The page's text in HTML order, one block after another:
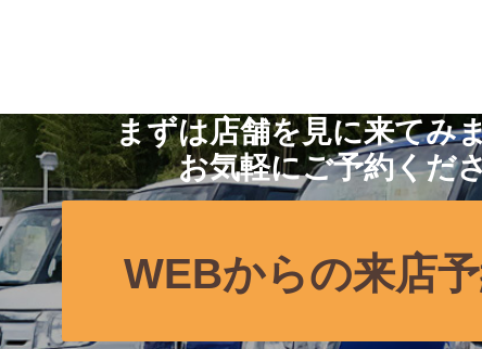
まずは店舗を見に来てみ
お気軽にご予約くだ
WEBからの来店